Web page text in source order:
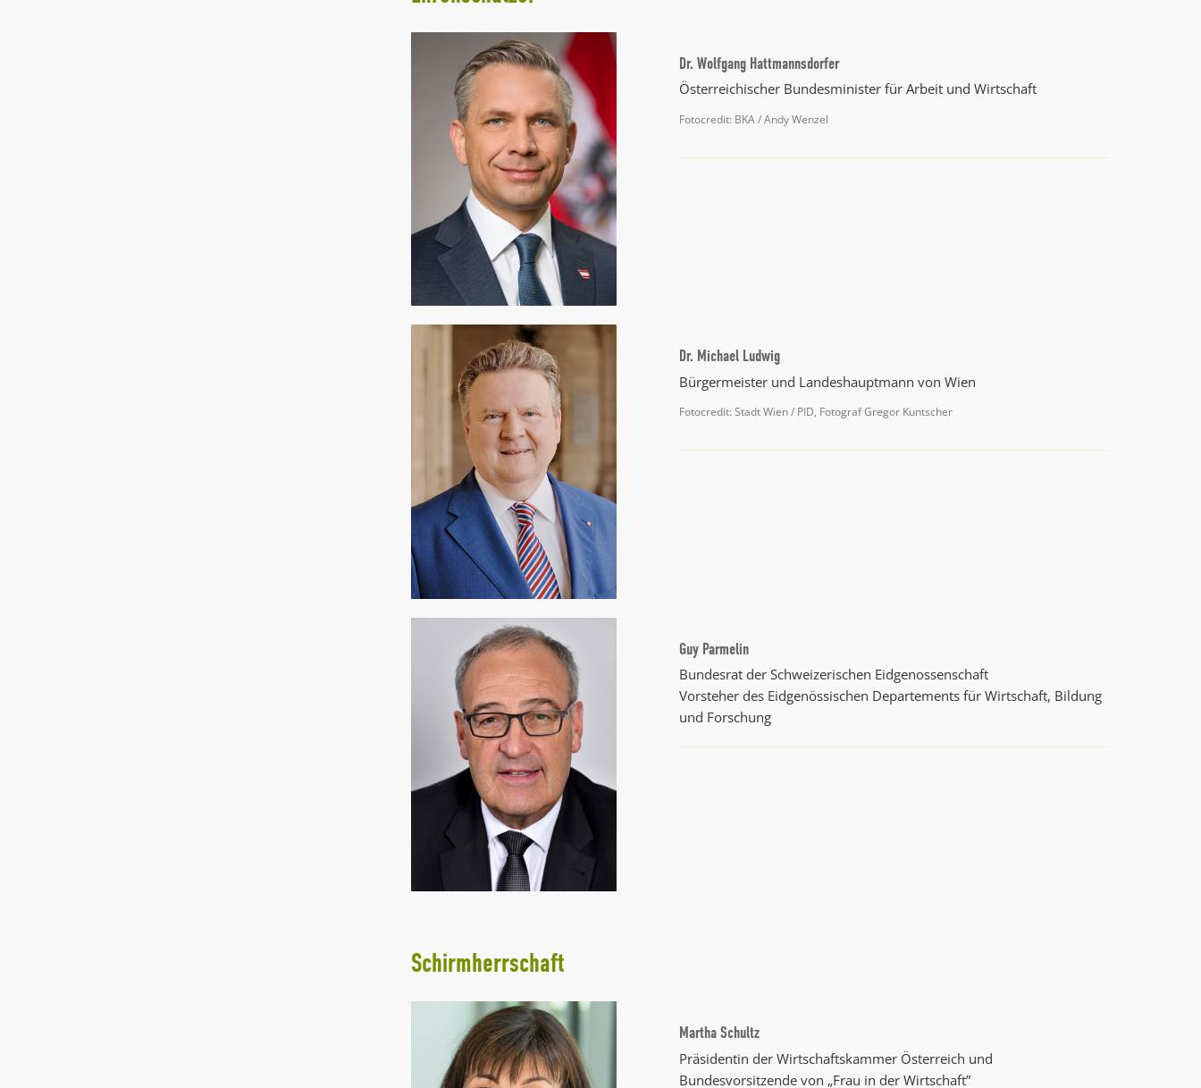
Dr. Wolfgang Hattmannsdorfer
Österreichischer Bundesminister für Arbeit und Wirtschaft
Fotocredit: BKA / Andy Wenzel
Dr. Michael Ludwig
Bürgermeister und Landeshauptmann von Wien
Fotocredit: Stadt Wien / PID, Fotograf Gregor Kuntscher
Guy Parmelin
Bundesrat der Schweizerischen Eidgenossenschaft
Vorsteher des Eidgenössischen Departements für Wirtschaft, Bildung
und Forschung
Schirmherrschaft
Martha Schultz
Präsidentin der Wirtschaftskammer Österreich und
Bundesvorsitzende von „Frau in der Wirtschaft”